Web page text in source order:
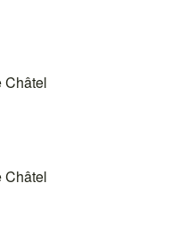
Châtel
Châtel